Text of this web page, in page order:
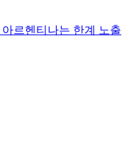
르헨티나는 한계 노출